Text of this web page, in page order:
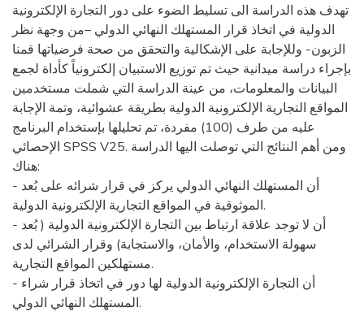
تهدف هذه الدراسة الى تسليط الضوء على دور التجارة الإلكترونية
الدولية في اتخاذ قرار المستهلك النهائي الدولي –من وجهة نظر
الزبون- وللإجابة على الإشكالية والتحقق من صحة فرضياتها قمنا
بإجراء دراسة ميدانية حيث تم توزيع الاستبيان إلكترونياً كأداة لجمع
البيانات والمعلومات، من عينة الدراسة التي شملت مستخدمين
المواقع التجارية الإلكترونية الدولية بطريقة عشوائية، وتمة الإجابة
عليه من طرف (100) مفردة، تم تحليلها بإستخدام البرنامج
الإحصائي SPSS V25. ومن أهم النتائج التي توصلت اليها الدراسة
هناك:
- أن المستهلك النهائي الدولي يركز في قرار شرائه على بُعد
الموثوقية في المواقع التجارية الإلكترونية الدولية.
- أن لا توجد علاقة ارتباط بين التجارة الإلكترونية الدولية ( بُعد
سهولة الاستخدام، والأمان، والاستجابة) وقرار الشرائي لدى
مستهلكين المواقع التجارية.
- أن التجارة الإلكترونية الدولية لها دور في اتخاذ قرار شراء
المستهلك النهائي الدولي.